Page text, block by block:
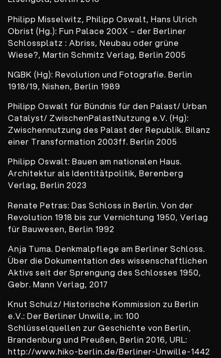
Philipp Misselwitz, Philipp Oswalt, Hans Ulrich
Obrist (Hg.): Fun Palace 200X – der Berliner
Schlossplatz : Abriss, Neubau oder grüne
Wiese?, Martin Schmitz Verlag, Berlin 2005
NGBK (Hg): Revolution und Fotografie. Berlin
1918/19, Nishen, Berlin 1989
Philipp Oswalt für Bündnis für den Palast/ Urban
Catalyst/ ZwischenPalastNutzung e.V. (Hg):
Zwischennutzung des Palast der Republik. Bilanz
einer Transformation 2003ff. Berlin 2005
Philipp Oswalt: Bauen am nationalen Haus.
Architektur als Identitätpolitik, Berenberg
Verlag, Berlin 2023
Renate Petras: Das Schloss in Berlin. Von der
Revolution 1918 bis zur Vernichtung 1950, Verlag
für Bauwesen, Berlin 1992
Anja Tuma. Denkmalpflege am Berliner Schloss.
Über die Dokumentation des wissenschaftlichen
Aktivs seit der Sprengung des Schlosses 1950,
Gebr. Mann Verlag, 2017
Knut Schulz/ Historische Kommission zu Berlin
e.V.: Der Berliner Unwille, in: 100
Schlüsselquellen zur Geschichte von Berlin,
Brandenburg und Preußen, Berlin 2016, URL:
http://www.hiko-berlin.de/Berliner-Unwille-1442